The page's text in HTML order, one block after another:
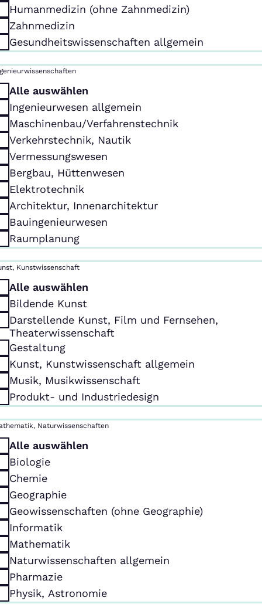
Humanmedizin (ohne Zahnmedizin)
Zahnmedizin
Gesundheitswissenschaften allgemein
Alle auswählen
Ingenieurwesen allgemein
Maschinenbau/Verfahrenstechnik
Verkehrstechnik, Nautik
Vermessungswesen
Bergbau, Hüttenwesen
Elektrotechnik
Architektur, Innenarchitektur
Bauingenieurwesen
Raumplanung
Kunstwissenschaft
Alle auswählen
Bildende Kunst
Darstellende Kunst, Film und Fernsehen,
Theaterwissenschaft
Gestaltung
Kunst, Kunstwissenschaft allgemein
Musik, Musikwissenschaft
Produkt- und Industriedesign
Naturwissenschaften
Alle auswählen
Biologie
Chemie
Geographie
Geowissenschaften (ohne Geographie)
Informatik
Mathematik
Naturwissenschaften allgemein
Pharmazie
Physik, Astronomie